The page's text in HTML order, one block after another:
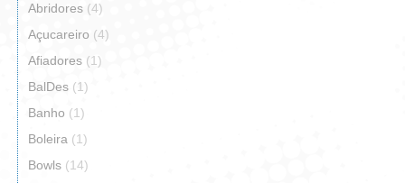
Abridores (4)
Açucareiro (4)
Afiadores (1)
BalDes (1)
Banho (1)
Boleira (1)
Bowls (14)